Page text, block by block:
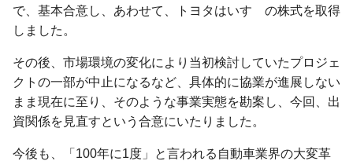
で、基本合意し、あわせて、トヨタはいすゞの株式を取得
しました。
その後、市場環境の変化により当初検討していたプロジェ
クトの一部が中止になるなど、具体的に協業が進展しない
まま現在に至り、そのような事業実態を勘案し、今回、出
資関係を見直すという合意にいたりました。
今後も、「100年に1度」と言われる自動車業界の大変革